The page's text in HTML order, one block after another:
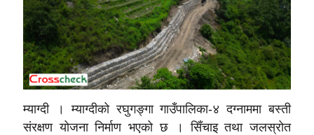
म्याग्दी । म्याग्दीको रघुगङ्गा गाउँपालिका-४ दग्नाममा बस्ती
संरक्षण योजना निर्माण भएको छ । सिँचाइ तथा जलस्रोत